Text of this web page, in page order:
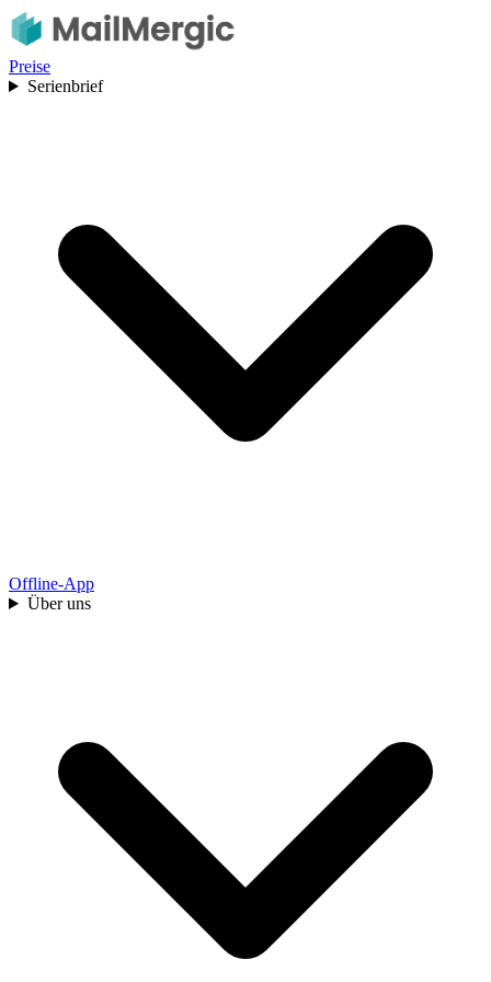
Preise
Serienbrief
Offline-App
Über uns